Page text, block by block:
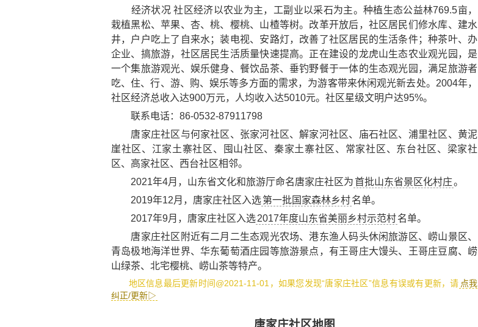
经济状况 社区经济以农业为主，工副业以采石为主。种植生态公益林769.5亩，
栽植黑松、苹果、杏、桃、樱桃、山楂等树。改革开放后，社区居民们修水库、建水
井，户户吃上了自来水；装电视、安路灯，改善了社区居民的生活条件；种茶叶、办
企业、搞旅游，社区居民生活质量快速提高。正在建设的龙虎山生态农业观光园，是
一个集旅游观光、娱乐健身、餐饮品茶、垂钓野餐于一体的生态观光园，满足旅游者
吃、住、行、游、购、娱乐等多方面的需求，为游客带来休闲观光新去处。2004年，
社区经济总收入达900万元，人均收入达5010元。社区星级文明户达95%。
联系电话：86-0532-87911798
唐家庄社区与何家社区、张家河社区、解家河社区、庙石社区、浦里社区、黄泥
崖社区、江家土寨社区、囤山社区、秦家土寨社区、常家社区、东台社区、梁家社
区、高家社区、西台社区相邻。
2021年4月，山东省文化和旅游厅命名唐家庄社区为首批山东省景区化村庄。
2019年12月，唐家庄社区入选第一批国家森林乡村名单。
2017年9月，唐家庄社区入选2017年度山东省美丽乡村示范村名单。
唐家庄社区附近有二月二生态观光农场、港东渔人码头休闲旅游区、 崂山景区、
青岛极地海洋世界、华东葡萄酒庄园 等旅游景点，有王哥庄大馒头、 王哥庄豆腐、 崂
山绿茶、 北宅樱桃、 崂山茶等特产。
地区信息最后更新时间@2021-11-01，如果您发现“唐家庄社区”信息有误或有更新，请 点我
纠正/更新▷
唐家庄社区地图